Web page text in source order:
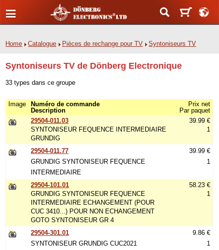
Home Catalogue Pièces de rechange pour TV Syntoniseurs TV
Syntoniseurs TV de Dönberg Electronique
33 types dans ce groupe
Image
Numéro de commande
Description
Prix net
Par paquet
29504-011.03
SYNTONISEUR FEQUENCE INTERMEDIAIRE
GRUNDIG
39.99 €
1
29504-011.77
GRUNDIG SYNTONISEUR FEQUENCE
INTERMEDIAIRE
39.99 €
1
29504-101.01
GRUNDIG SYNTONISEUR FEQUENCE
INTERMEDIAIRE ECHANGEMENT (POUR
CUC 3410...) POUR NON ECHANGEMENT
GOTO SYNTONISEUR GR 4
58.23 €
1
29504-301.01
SYNTONISEUR GRUNDIG CUC2021
9.86 €
1